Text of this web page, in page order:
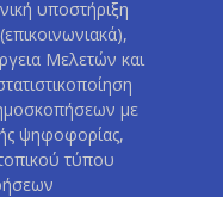
υποστήριξη
Μελετών και
με
ψηφοφορίας,
τύπου